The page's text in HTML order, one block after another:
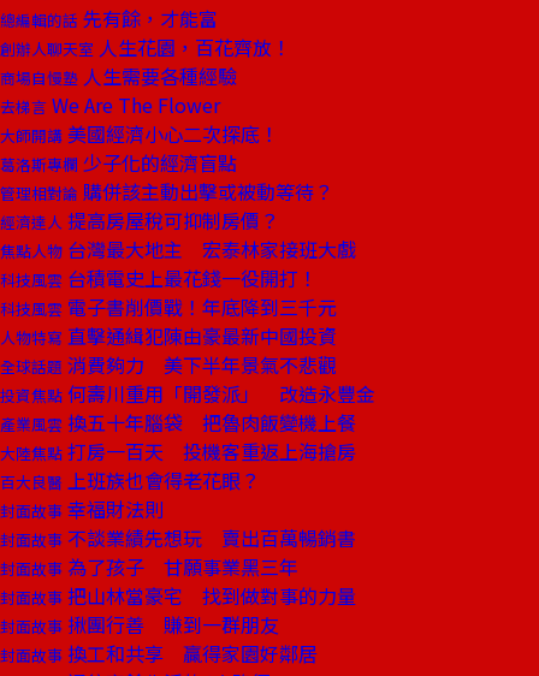
總編輯的話 先有餘，才能富
創辦人聊天室 人生花園，百花齊放！
商場自慢塾 人生需要各種經驗
去梯言 We Are The Flower
大師開講 美國經濟小心二次探底！
葛洛斯專欄 少子化的經濟盲點
管理相對論 購併該主動出擊或被動等待？
經濟達人 提高房屋稅可抑制房價？
焦點人物 台灣最大地主 宏泰林家接班大戲
科技風雲 台積電史上最花錢一役開打！
科技風雲 電子書削價戰！年底降到三千元
人物特寫 直擊通緝犯陳由豪最新中國投資
全球話題 消費夠力 美下半年景氣不悲觀
投資焦點 何壽川重用「開發派」 改造永豐金
產業風雲 換五十年腦袋 把魯肉飯變機上餐
大陸焦點 打房一百天 投機客重返上海搶房
百大良醫 上班族也會得老花眼？
封面故事 幸福財法則
封面故事 不談業績先想玩 賣出百萬暢銷書
封面故事 為了孩子 甘願事業黑三年
封面故事 把山林當豪宅 找到做對事的力量
封面故事 揪團行善 賺到一群朋友
封面故事 換工和共享 贏得家園好鄰居